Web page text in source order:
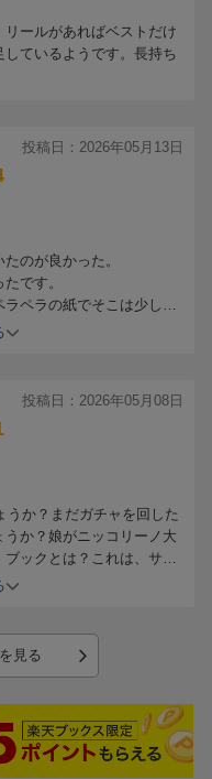
ールがあればベストだけ
ているようです。長持ち
投稿日：2026年05月13日
のが良かった。
です。
ペラの紙でそこは少し残
投稿日：2026年05月08日
うか？まだガチャを回した
か？娘がニッコリーノ大
ックとは？これは、サッ
娘が言うには全て載って
見る